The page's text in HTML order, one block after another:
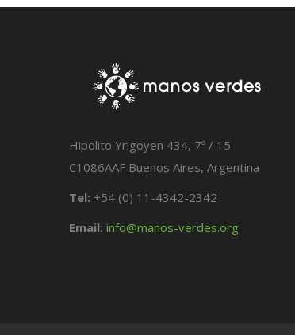
Hipolito Yrigoyen 434, 7º / 15
C1086AAF Buenos Aires, Argentina
Tel: +54 (0) 11-4342-2342
Email: info@manos-verdes.org